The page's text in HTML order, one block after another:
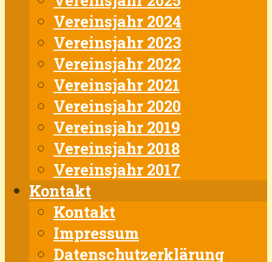
Vereinsjahr 2024
Vereinsjahr 2023
Vereinsjahr 2022
Vereinsjahr 2021
Vereinsjahr 2020
Vereinsjahr 2019
Vereinsjahr 2018
Vereinsjahr 2017
Kontakt
Kontakt
Impressum
Datenschutzerklärung